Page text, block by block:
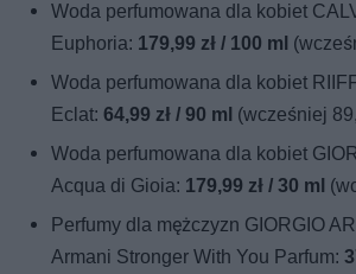
Woda perfumowana dla kobiet
Euphoria: 179,99 zł / 100 ml
Woda perfumowana dla kobiet
Eclat:64,99 zł / 90 ml (wcześniej
Woda perfumowana dla kobiet
Acqua di Gioia: 179,99 zł / 30 ml
Perfumy dla mężczyzn GIORGIO
Armani Stronger With You Parfum: